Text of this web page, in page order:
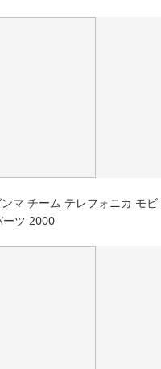
マ チーム テレフォニカ モビ
ーツ 2000